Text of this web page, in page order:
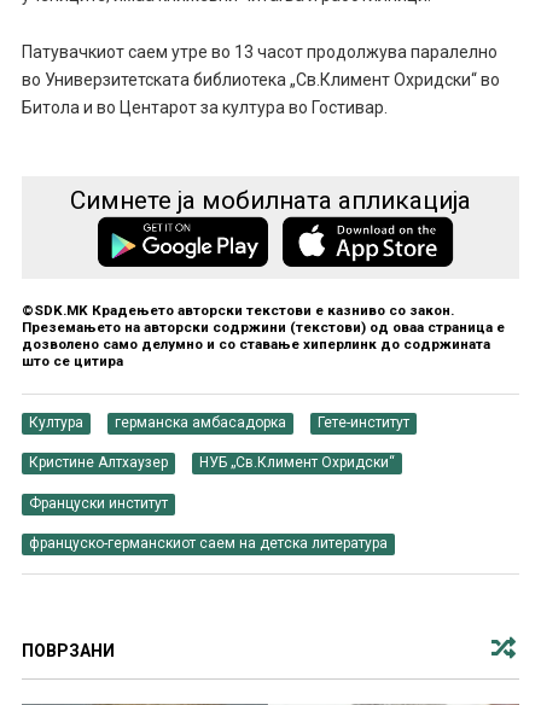
Патувачкиот саем утре во 13 часот продолжува паралелно
во Универзитетската библиотека „Св.Климент Охридски“ во
Битола и во Центарот за култура во Гостивар.
Симнете ја мобилната апликација
©SDK.MK Крадењето авторски текстови е казниво со закон.
Преземањето на авторски содржини (текстови) од оваа страница е
дозволено само делумно и со ставање хиперлинк до содржината
што се цитира
Култура германска амбасадорка Гете-институт
Кристине Алтхаузер НУБ „Св.Климент Охридски“
Француски институт
француско-германскиот саем на детска литература
ПОВРЗАНИ